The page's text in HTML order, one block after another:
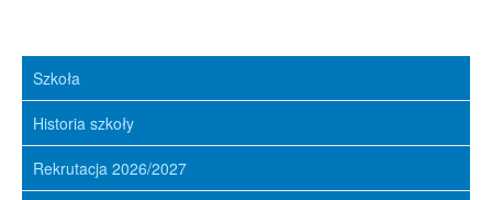
Szkoła
Historia szkoły
Rekrutacja 2026/2027